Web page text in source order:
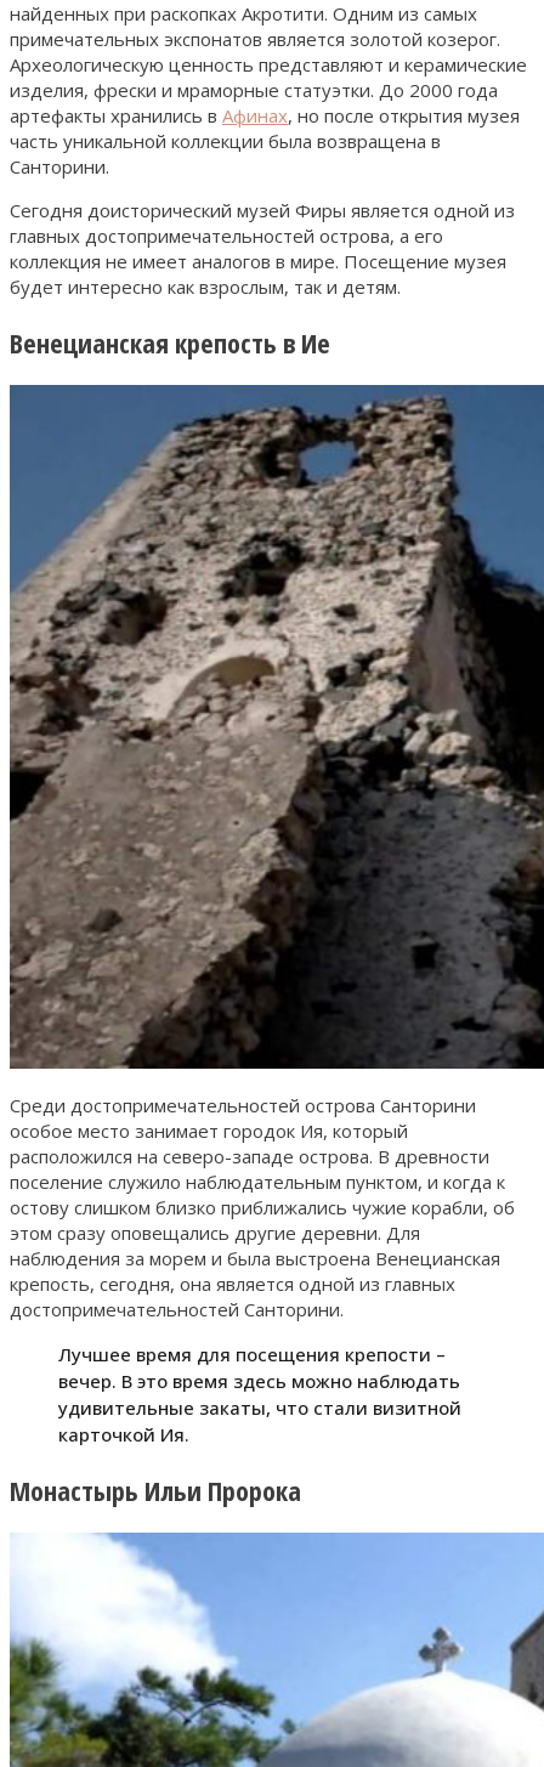
найденных при раскопках Акротити. Одним из самых
примечательных экспонатов является золотой козерог.
Археологическую ценность представляют и керамические
изделия, фрески и мраморные статуэтки. До 2000 года
артефакты хранились в Афинах, но после открытия музея
часть уникальной коллекции была возвращена в
Санторини.
Сегодня доисторический музей Фиры является одной из
главных достопримечательностей острова, а его
коллекция не имеет аналогов в мире. Посещение музея
будет интересно как взрослым, так и детям.
Венецианская крепость в Ие
Среди достопримечательностей острова Санторини
особое место занимает городок Ия, который
расположился на северо-западе острова. В древности
поселение служило наблюдательным пунктом, и когда к
остову слишком близко приближались чужие корабли, об
этом сразу оповещались другие деревни. Для
наблюдения за морем и была выстроена Венецианская
крепость, сегодня, она является одной из главных
достопримечательностей Санторини.
Лучшее время для посещения крепости –
вечер. В это время здесь можно наблюдать
удивительные закаты, что стали визитной
карточкой Ия.
Монастырь Ильи Пророка